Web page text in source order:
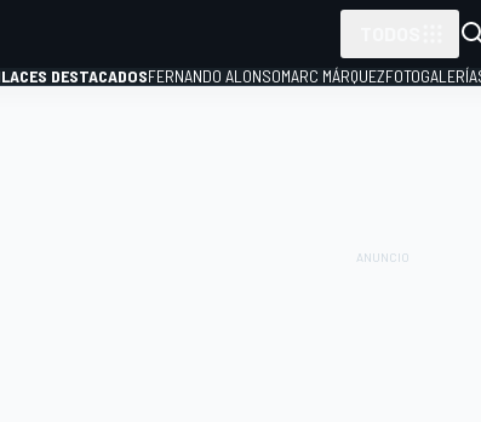
DESTACADOSFERNANDO ALONSOMARC MÁRQUEZ